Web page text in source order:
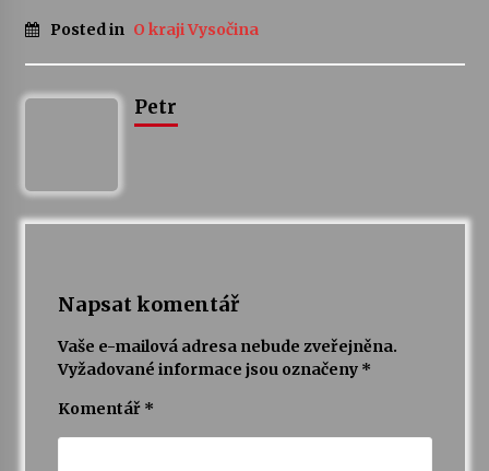
Posted in O kraji Vysočina
Petr
Napsat komentář
Vaše e-mailová adresa nebude zveřejněna.
Vyžadované informace jsou označeny *
Komentář *